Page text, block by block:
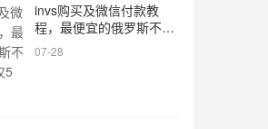
invs购买及微信付款教
程，最便宜的俄罗斯不限
流量vps仅5元/月
07-28